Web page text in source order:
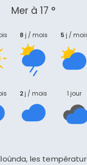
Mer à 17 °
8 j / mois 5 j /
2j / mois 1 jour
les